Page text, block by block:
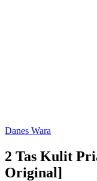
Danes Wara
2 Tas Kulit
Original]